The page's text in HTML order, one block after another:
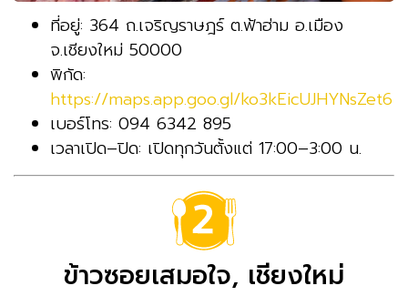
ที่อยู่: 364 ถ.เจริญราษฎร์ ต.ฟ้าฮ่าม อ.เมือง
จ.เชียงใหม่ 50000
พิกัด:
https://maps.app.goo.gl/ko3kEicUJHYNsZet6
เบอร์โทร: 094 6342 895
เวลาเปิด–ปิด: เปิดทุกวันตั้งแต่ 17:00–3:00 น.
ข้าวซอยเสมอใจ, เชียงใหม่